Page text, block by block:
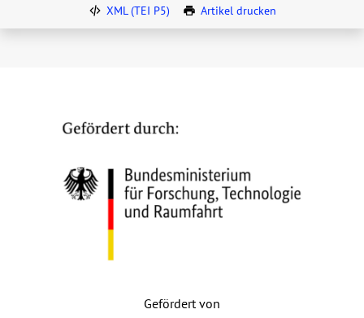
XML (TEI P5)
Artikel drucken
Gefördert von